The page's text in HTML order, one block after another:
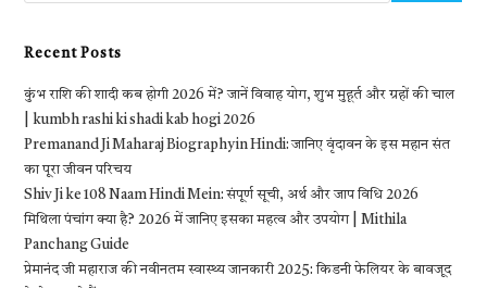
Recent Posts
कुंभ राशि की शादी कब होगी 2026 में? जानें विवाह योग, शुभ मुहूर्त और ग्रहों की चाल
| kumbh rashi ki shadi kab hogi 2026
Premanand Ji Maharaj Biography in Hindi: जानिए वृंदावन के इस महान संत
का पूरा जीवन परिचय
Shiv Ji ke 108 Naam Hindi Mein: संपूर्ण सूची, अर्थ और जाप विधि 2026
मिथिला पंचांग क्या है? 2026 में जानिए इसका महत्व और उपयोग | Mithila
Panchang Guide
प्रेमानंद जी महाराज की नवीनतम स्वास्थ्य जानकारी 2025: किडनी फेलियर के बावजूद